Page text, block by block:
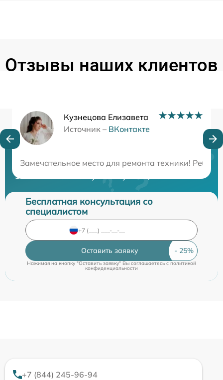
Отзывы наших клиентов
Кузнецова Елизавета
Источник – ВКонтакте
Замечательное место для ремонта техники!
Нужна консультация?
Закажите бесплатную консультацию
Бесплатная консультация со
специалистом
Оставить заявку
Нажимая на кнопку "Оставить заявку" Вы соглашаетесь cполитикой
конфиденциальности
+7 (844) 245-96-94